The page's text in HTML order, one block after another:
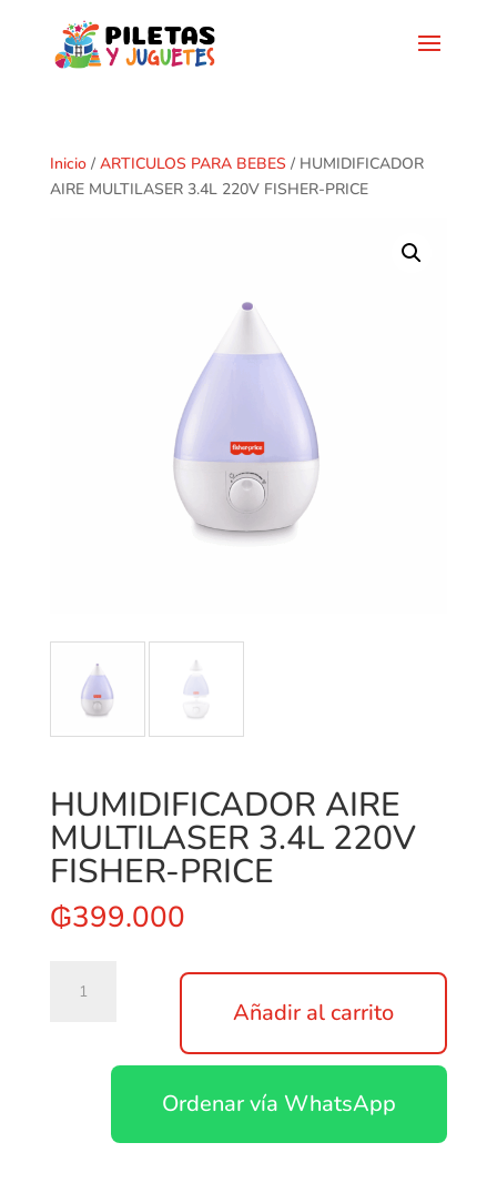
Inicio/ ARTICULOS PARA BEBES / HUMIDIFICADOR
AIRE MULTILASER 3.4L 220V FISHER-PRICE
HUMIDIFICADOR AIRE
MULTILASER 3.4L 220V
FISHER-PRICE
₲399.000
AIRE
Añadir al carrito
Ordenar vía WhatsApp